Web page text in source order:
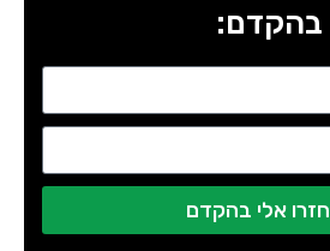
בהקדם:
חזרו אלי בהקדם